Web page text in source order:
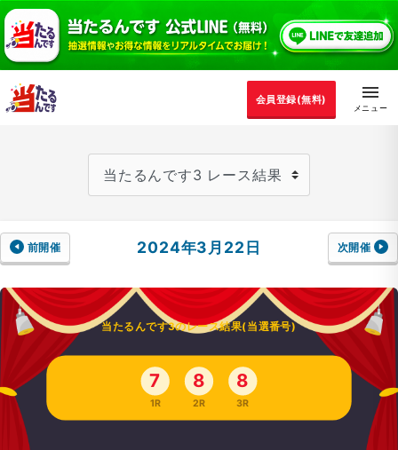
会員登録(無料)
前開催 2024年3月22日 次開催
当たるんです3のレース結果(当選番号)
7
1R
8
2R
8
3R